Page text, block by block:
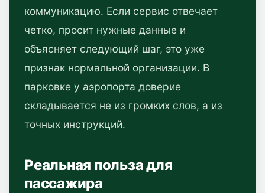
коммуникацию. Если сервис отвечает
четко, просит нужные данные и
объясняет следующий шаг, это уже
признак нормальной организации. В
парковке у аэропорта доверие
складывается не из громких слов, а из
точных инструкций.
Реальная польза для
пассажира